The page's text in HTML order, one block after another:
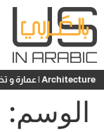
Architecture | عمارة و تخطيط
الوسم: